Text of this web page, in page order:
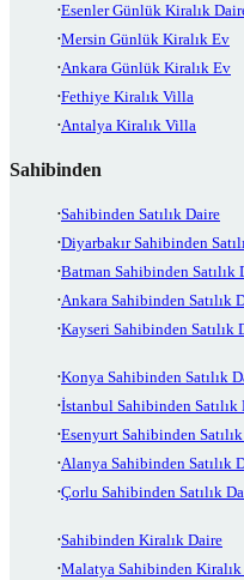
Esenler Günlük Kiralık
Mersin Günlük Kiralık Ev
Ankara Günlük Kiralık Ev
Fethiye Kiralık Villa
Antalya Kiralık Villa
Sahibinden
Sahibinden Satılık Daire
Diyarbakır Sahibinden
Batman Sahibinden Satılık
Ankara Sahibinden Satılık
Kayseri Sahibinden Satılık
Konya Sahibinden Satılık
İstanbul Sahibinden Satılık
Esenyurt Sahibinden
Alanya Sahibinden Satılık
Çorlu Sahibinden Satılık
Sahibinden Kiralık Daire
Malatya Sahibinden Kiralık